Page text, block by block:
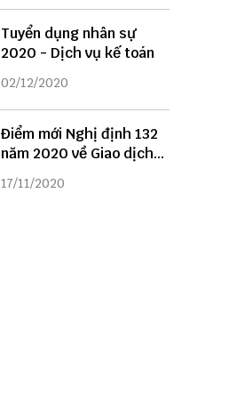
Tuyển dụng nhân sự
2020 - Dịch vụ kế toán
02/12/2020
Điểm mới Nghị định 132
năm 2020 về Giao dịch
liên kết
17/11/2020